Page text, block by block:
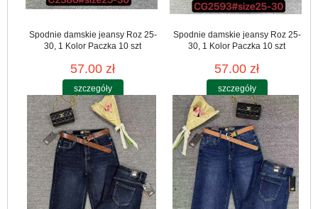
Spodnie damskie jeansy Roz 25-
30, 1 Kolor Paczka 10 szt
57.00 zł
szczegóły
Spodnie damskie jeansy Roz 25-
30, 1 Kolor Paczka 10 szt
57.00 zł
szczegóły